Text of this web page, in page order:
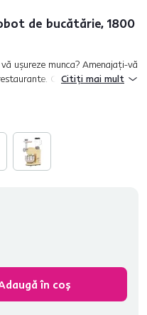
de bucătărie, 1800
uşureze munca? Amenajaţi-vă
Cu robotul de
Robotul se m...
Citiți mai mult
în coș